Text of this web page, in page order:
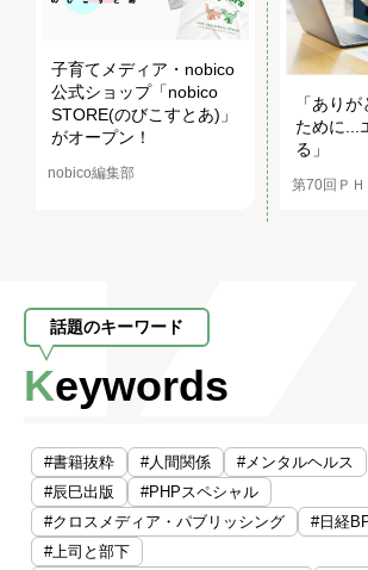
子育てメディア・nobico
公式ショップ「nobico
STORE(のびこすとあ)」
がオープン！
nobico編集部
「あり
ために...
る」
第70回Ｐ
話題のキーワード
Keywords
#書籍抜粋 #人間関係
#メンタルヘルス
#辰巳出版
#PHPスペシャル
#クロスメディア・パブリッシング
#日経
#上司と部下